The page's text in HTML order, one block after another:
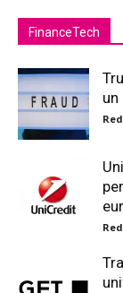
FinanceTech
un